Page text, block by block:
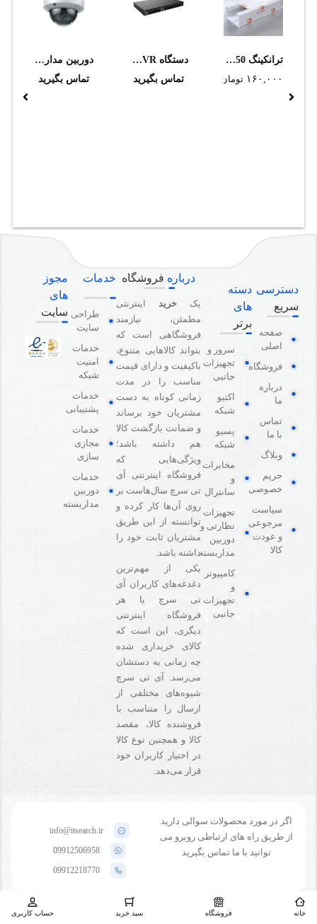
ترانکینگ 50*80 دانوب
۱۶۰,۰۰۰ تومان
دستگاه NVR تحت شبکه تیاندی مدل TC-R3220 I/B/K/V3.0
تماس بگیرید
دوربین مداربسته تحت شبکه تیاندی مدل TC-C34KS I3/E/Y/2.8mm/V4.0
تماس بگیرید
دسترسی
سریع
صفحه
اصلی
فروشگاه
درباره
ما
تماس
با ما
وبلاگ
حریم
خصوصی
سیاست
مرجوعی
و عودت
کالا
دسته
های
برتر
سرور و
تجهیزات
جانبی
اکتیو
شبکه
پسیو
شبکه
مخابرات
و
سانترال
تجهیزات
نظارتی و
دوربین
مداربسته
کامپیوتر
و
تجهیزات
جانبی
درباره فروشگاه
یک خریداینترنتی
مطمئن، نیازمند
فروشگاهی است که
بتواند کالاهایی متنوع،
باکیفیت و دارای قیمت
مناسب را در مدت
زمانی کوتاه به دست
مشتریان خود برساند
و ضمانت بازگشت کالا
هم داشته باشد؛
ویژگی‌هایی که
فروشگاه اینترنتی آی
تی سرچ سال‌هاست بر
روی آن‌ها کار کرده و
توانسته از این طریق
مشتریان ثابت خود را
داشته باشد.
یکی از مهم‌ترین
دغدغه‌های کاربران آی
تی سرچ یا هر
فروشگاه‌ اینترنتی
دیگری، این است که
کالای خریداری شده
چه زمانی به دستشان
می‌رسد. آی تی سرچ
شیوه‌های مختلفی از
ارسال را متناسب با
فروشنده کالا،‌ مقصد
کالا و همچنین نوع کالا
در اختیار کاربران خود
قرار می‌دهد.
خدمات
طراحی
سایت
خدمات
امنیت
شبکه
خدمات
پشتیبانی
خدمات
مجازی
سازی
خدمات
دوربین
مداربسته
مجوز
های
سایت
اگر در مورد محصولات سوالی دارید
از طریق راه های ارتباطی روبرو می
توانید با ما تماس بگیرید
info@itsearch.ir
09912506958
09912218770
تمامی حقوق متعلق برای
خانه فروشگاه سبد خرید حساب کاربری